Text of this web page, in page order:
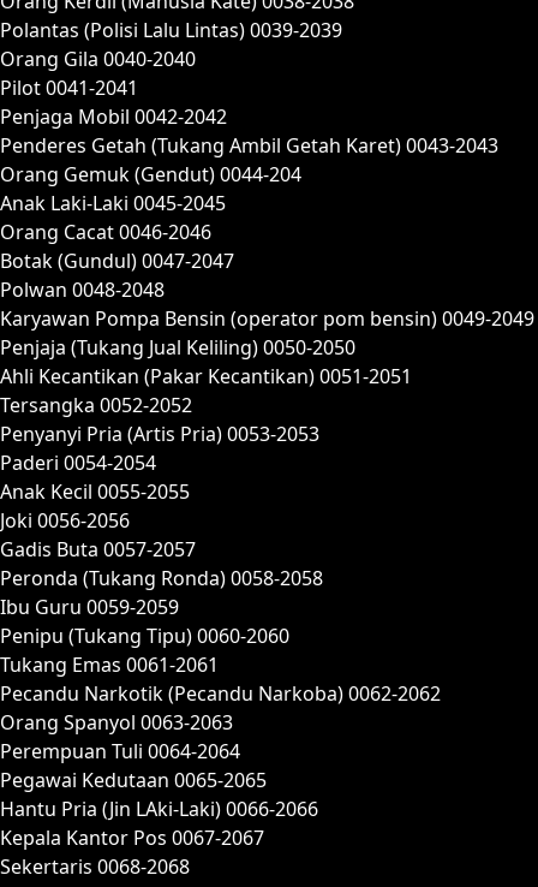
Polantas (Polisi Lalu Lintas) 0039-2039
Orang Gila 0040-2040
Pilot 0041-2041
Penjaga Mobil 0042-2042
Penderes Getah (Tukang Ambil Getah Karet) 0043-2043
Orang Gemuk (Gendut) 0044-204
Anak Laki-Laki 0045-2045
Orang Cacat 0046-2046
Botak (Gundul) 0047-2047
Polwan 0048-2048
Karyawan Pompa Bensin (operator pom bensin) 0049-2049
Penjaja (Tukang Jual Keliling) 0050-2050
Ahli Kecantikan (Pakar Kecantikan) 0051-2051
Tersangka 0052-2052
Penyanyi Pria (Artis Pria) 0053-2053
Paderi 0054-2054
Anak Kecil 0055-2055
Joki 0056-2056
Gadis Buta 0057-2057
Peronda (Tukang Ronda) 0058-2058
Ibu Guru 0059-2059
Penipu (Tukang Tipu) 0060-2060
Tukang Emas 0061-2061
Pecandu Narkotik (Pecandu Narkoba) 0062-2062
Orang Spanyol 0063-2063
Perempuan Tuli 0064-2064
Pegawai Kedutaan 0065-2065
Hantu Pria (Jin LAki-Laki) 0066-2066
Kepala Kantor Pos 0067-2067
Sekertaris 0068-2068